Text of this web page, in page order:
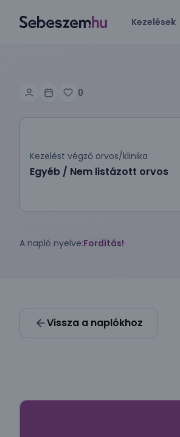
Kezelések
0
Kezelést végző orvos/klinika
Egyéb / Nem listázott orvos
A napló nyelve:Fordítás!
Vissza a naplókhoz